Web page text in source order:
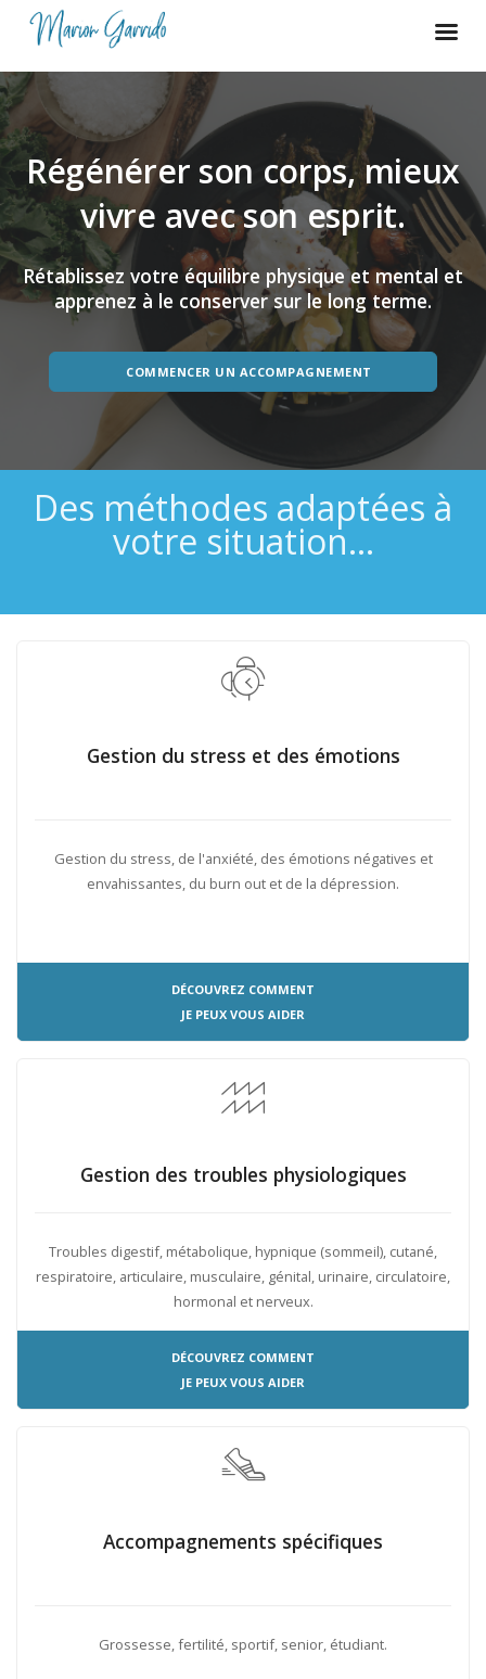
Régénérer son corps, mieux
vivre avec son esprit.
Rétablissez votre équilibre physique et mental et
apprenez à le conserver sur le long terme.
COMMENCER UN ACCOMPAGNEMENT
Des méthodes adaptées à
votre situation...
Gestion du stress et des émotions
Gestion du stress, de l'anxiété, des émotions négatives et
envahissantes, du burn out et de la dépression.
DÉCOUVREZ COMMENT
JE PEUX VOUS AIDER
Gestion des troubles physiologiques
Troubles digestif, métabolique, hypnique (sommeil), cutané,
respiratoire, articulaire, musculaire, génital, urinaire, circulatoire,
hormonal et nerveux.
DÉCOUVREZ COMMENT
JE PEUX VOUS AIDER
Accompagnements spécifiques
Grossesse, fertilité, sportif, senior, étudiant.